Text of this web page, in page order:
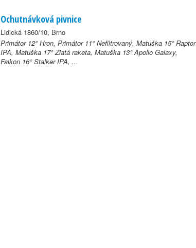
Ochutnávková pivnice
Lidická 1860/10, Brno
Primátor 12° Hron, Primátor 11° Nefiltrovaný, Matuška 15° Raptor
IPA, Matuška 17° Zlatá raketa, Matuška 13° Apollo Galaxy,
Falkon 16° Stalker IPA, ...